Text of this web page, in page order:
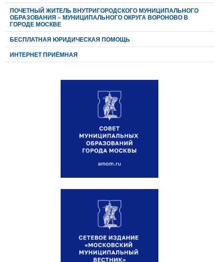
ПОЧЕТНЫЙ ЖИТЕЛЬ ВНУТРИГОРОДСКОГО МУНИЦИПАЛЬНОГО
ОБРАЗОВАНИЯ – МУНИЦИПАЛЬНОГО ОКРУГА ВОРОНОВО В
ГОРОДЕ МОСКВЕ
БЕСПЛАТНАЯ ЮРИДИЧЕСКАЯ ПОМОЩЬ
ИНТЕРНЕТ ПРИЁМНАЯ